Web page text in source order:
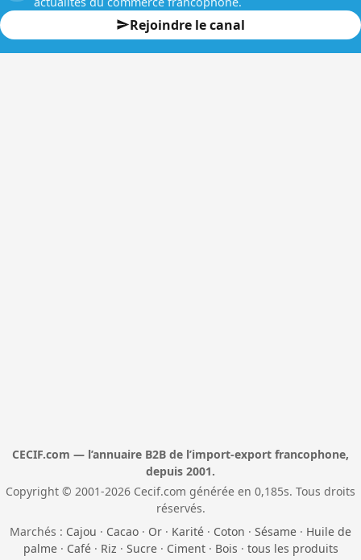
Rejoindre le canal
CECIF.com — l’annuaire B2B de l’import-export francophone,
depuis 2001.
Copyright © 2001-2026 Cecif.com générée en 0,185s. Tous droits
réservés.
Marchés : Cajou · Cacao · Or · Karité · Coton · Sésame · Huile de
palme· Café· Riz · Sucre· Ciment· Bois · tous les produits